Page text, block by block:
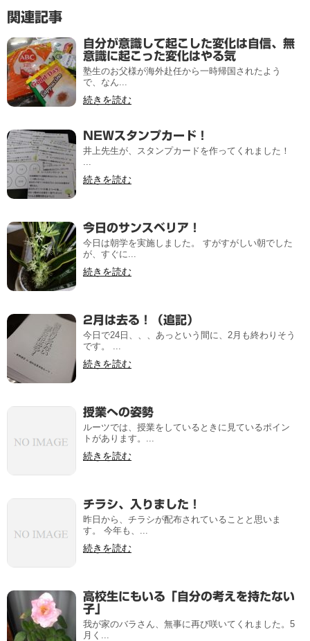
関連記事
自分が意識して起こした変化は自信、無
意識に起こった変化はやる気
塾生のお父様が海外赴任から一時帰国されたよう
で、なん...
続きを読む
NEWスタンプカード！
井上先生が、スタンプカードを作ってくれました！
...
続きを読む
今日のサンスベリア！
今日は朝学を実施しました。 すがすがしい朝でした
が、すぐに...
続きを読む
2月は去る！（追記）
今日で24日、、、あっという間に、2月も終わりそう
です。 ...
続きを読む
授業への姿勢
ルーツでは、授業をしているときに見ているポイン
トがあります。...
続きを読む
チラシ、入りました！
昨日から、チラシが配布されていることと思いま
す。 今年も、...
続きを読む
高校生にもいる「自分の考えを持たない
子」
我が家のバラさん、無事に再び咲いてくれました。5
月く...